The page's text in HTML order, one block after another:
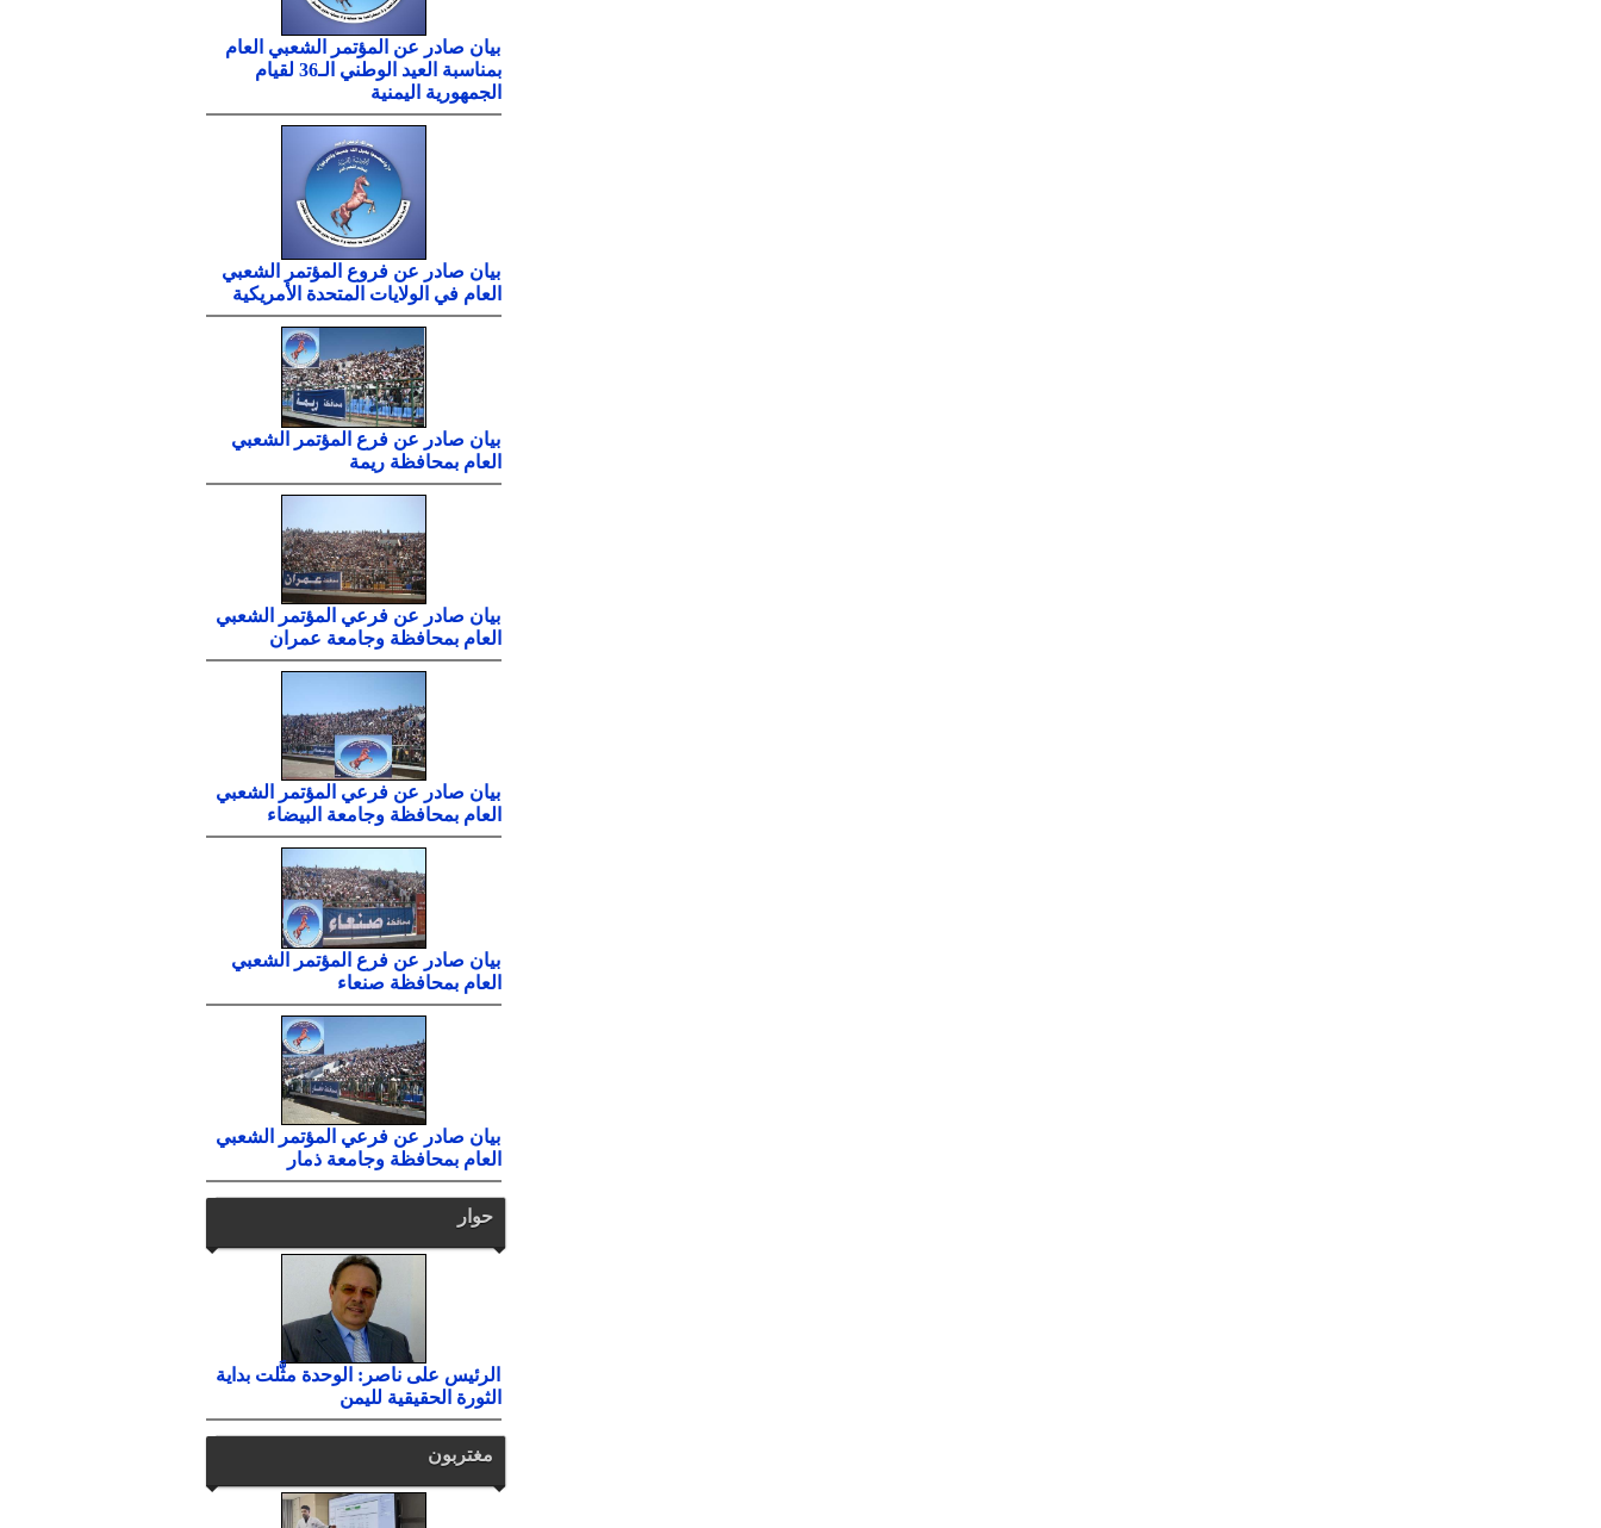
بيان صادر عن المؤتمر الشعبي العام
بمناسبة العيد الوطني الـ36 لقيام
الجمهورية اليمنية
بيان صادر عن فروع المؤتمر الشعبي
العام في الولايات المتحدة الأمريكية
بيان صادر عن فرع المؤتمر الشعبي
العام بمحافظة ريمة
بيان صادر عن فرعي المؤتمر الشعبي
العام بمحافظة وجامعة عمران
بيان صادر عن فرعي المؤتمر الشعبي
العام بمحافظة وجامعة البيضاء
بيان صادر عن فرع المؤتمر الشعبي
العام بمحافظة صنعاء
بيان صادر عن فرعي المؤتمر الشعبي
العام بمحافظة وجامعة ذمار
حوار
الرئيس على ناصر: الوحدة مثَّلت بداية
الثورة الحقيقية لليمن
مغتربون